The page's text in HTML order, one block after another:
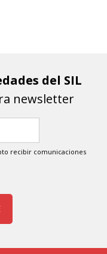
del SIL
newsletter
recibir comunicaciones